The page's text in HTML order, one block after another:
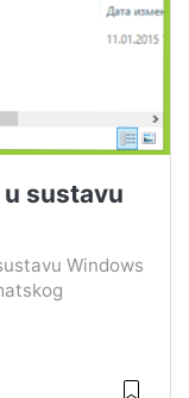
sustavu
Windows